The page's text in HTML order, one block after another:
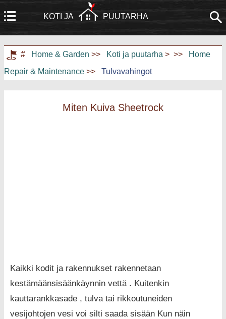
KOTI JA PUUTARHA
Koti Rakennus ja remontointi
Huonekalut Puutarha ja nurmikko
# Home & Garden >> Koti ja puutarha > >>
Home
Repair & Maintenance >> Tulvavahingot
Miten Kuiva Sheetrock
Kaikki kodit ja rakennukset rakennetaan
kestämäänsisäänkäynnin vettä . Kuitenkin
kauttarankkasade , tulva tai rikkoutuneiden
vesijohtojen vesi voi silti saada sisään Kun näin